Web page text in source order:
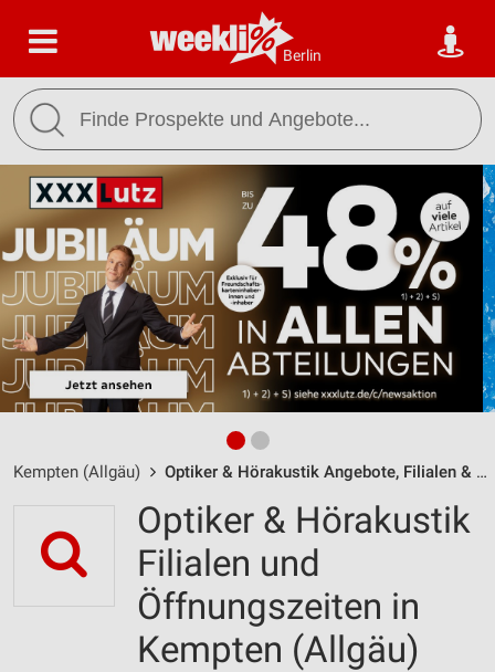
Berlin
Kempten (Allgäu) Optiker & Hörakustik Angebote, Filialen & Öffnungszeiten
Optiker & Hörakustik
Filialen und
Öffnungszeiten in
Kempten (Allgäu)